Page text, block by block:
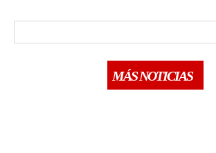
MÁS NOTICIAS